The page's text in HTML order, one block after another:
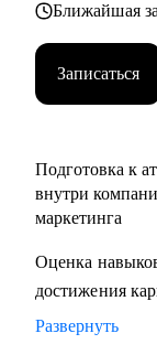
Ближайшая
Записаться
Подготовка к
внутри
маркетинга
Оценка
достижения
Развернуть